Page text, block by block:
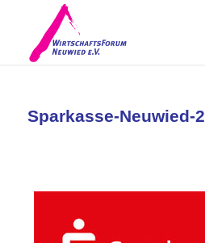
Sparkasse-Neuwied-2